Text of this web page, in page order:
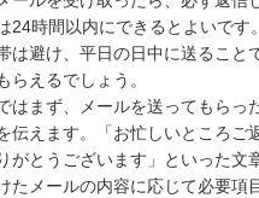
24時間以内にできるとよいです
は避け、平日の日中に送ること
らえるでしょう。
はまず、メールを送ってもらっ
伝えます。「お忙しいところご
がとうございます」といった文
たメールの内容に応じて必要項